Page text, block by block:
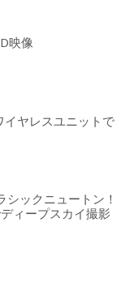
映像
イヤレスユニットで
シックニュートン！
ィープスカイ撮影